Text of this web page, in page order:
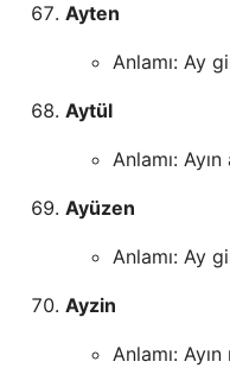
Ayten
Anlamı: Ay
Aytül
Anlamı: Ayın
Ayüzen
Anlamı: Ay
Ayzin
Anlamı: Ayın